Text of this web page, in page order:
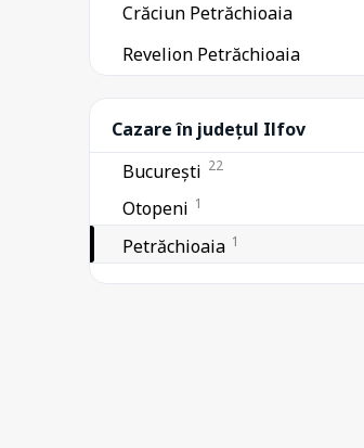
Crăciun Petrăchioaia
Revelion Petrăchioaia
Cazare în județul Ilfov
București 22
Otopeni 1
Petrăchioaia 1